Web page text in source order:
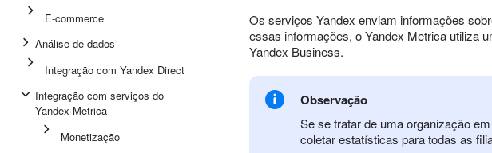
E-commerce
Análise de dados
Integração com Yandex Direct
Integração com serviços do
Yandex Metrica
Monetização
Os serviços Yandex enviam informações
essas informações, o Yandex Metrica utiliza
Yandex Business.
Observação
Se se tratar de uma organização
coletar estatísticas para todas as